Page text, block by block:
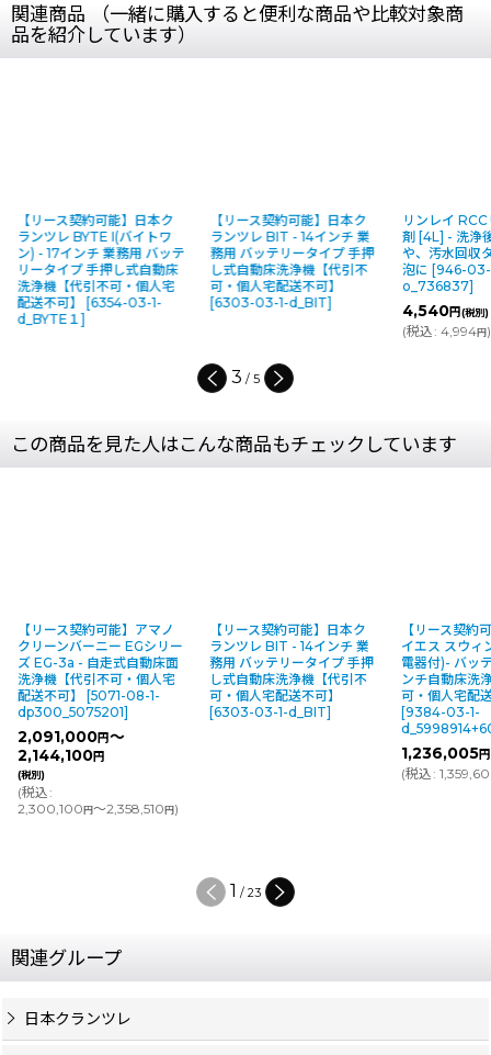
関連商品 （一緒に購入すると便利な商品や比較対象商
品を紹介しています）
【リース契約可能】日本ク
ランツレ BIT - 14インチ 業
務用 バッテリータイプ 手押
し式自動床洗浄機【代引不
可・個人宅配送不可】
[6303-03-1-d_BIT]
リンレイ RCCリンス&消泡
剤 [4L] - 洗浄後のリンス
や、汚水回収タンク内の消
泡に [946-03-1-
o_736837]
4,540円
ペンギンワッ
キラー
[1666-03-20-
1)_6301/20]
1,125円 (税別)
(税込: 1,238円)
4 / 5
この商品を見た人はこんな商品もチェックしています
【リース契約可能】日本ク
ランツレ BIT - 14インチ 業
務用 バッテリータイプ 手押
し式自動床洗浄機【代引不
可・個人宅配送不可】
[6303-03-1-d_BIT
【リース契約可能】シーバ
イエス スウィンゴ455B#(充
電器付)- バッテリー式17イ
ンチ自動床洗浄機【代引不
可・個人宅配送不可】
[9384-03-1-
【リース契
業 マイク
バッテリー
高速振動自
引不可・個
[9497-05-
(税込:
2 /23
関連グループ
日本クランツレ